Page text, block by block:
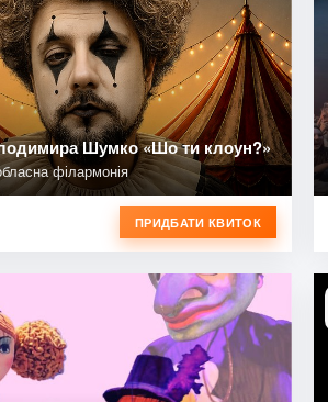
Шумко «Шо ти клоун?»
філармонія
ПРИДБАТИ КВИТОК